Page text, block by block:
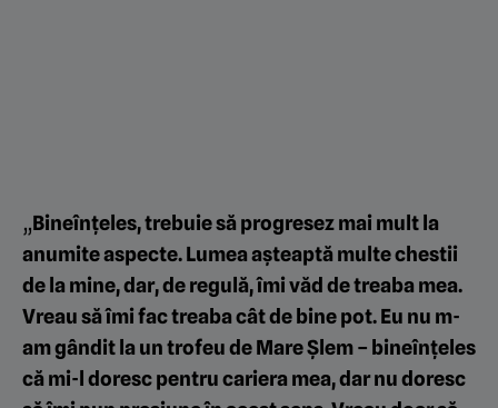
„Bineînțeles, trebuie să progresez mai mult la
anumite aspecte. Lumea așteaptă multe chestii
de la mine, dar, de regulă, îmi văd de treaba mea.
Vreau să îmi fac treaba cât de bine pot. Eu nu m-
am gândit la un trofeu de Mare Șlem – bineînțeles
că mi-l doresc pentru cariera mea, dar nu doresc